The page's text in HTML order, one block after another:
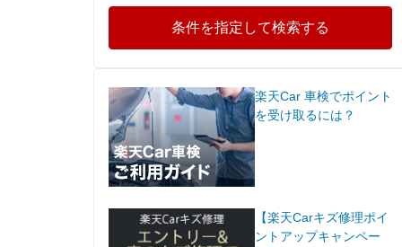
条件を指定して検索する
楽天Car 車検でポイント
を受け取るには？
【楽天Carキズ修理ポイ
ントアップキャンペー